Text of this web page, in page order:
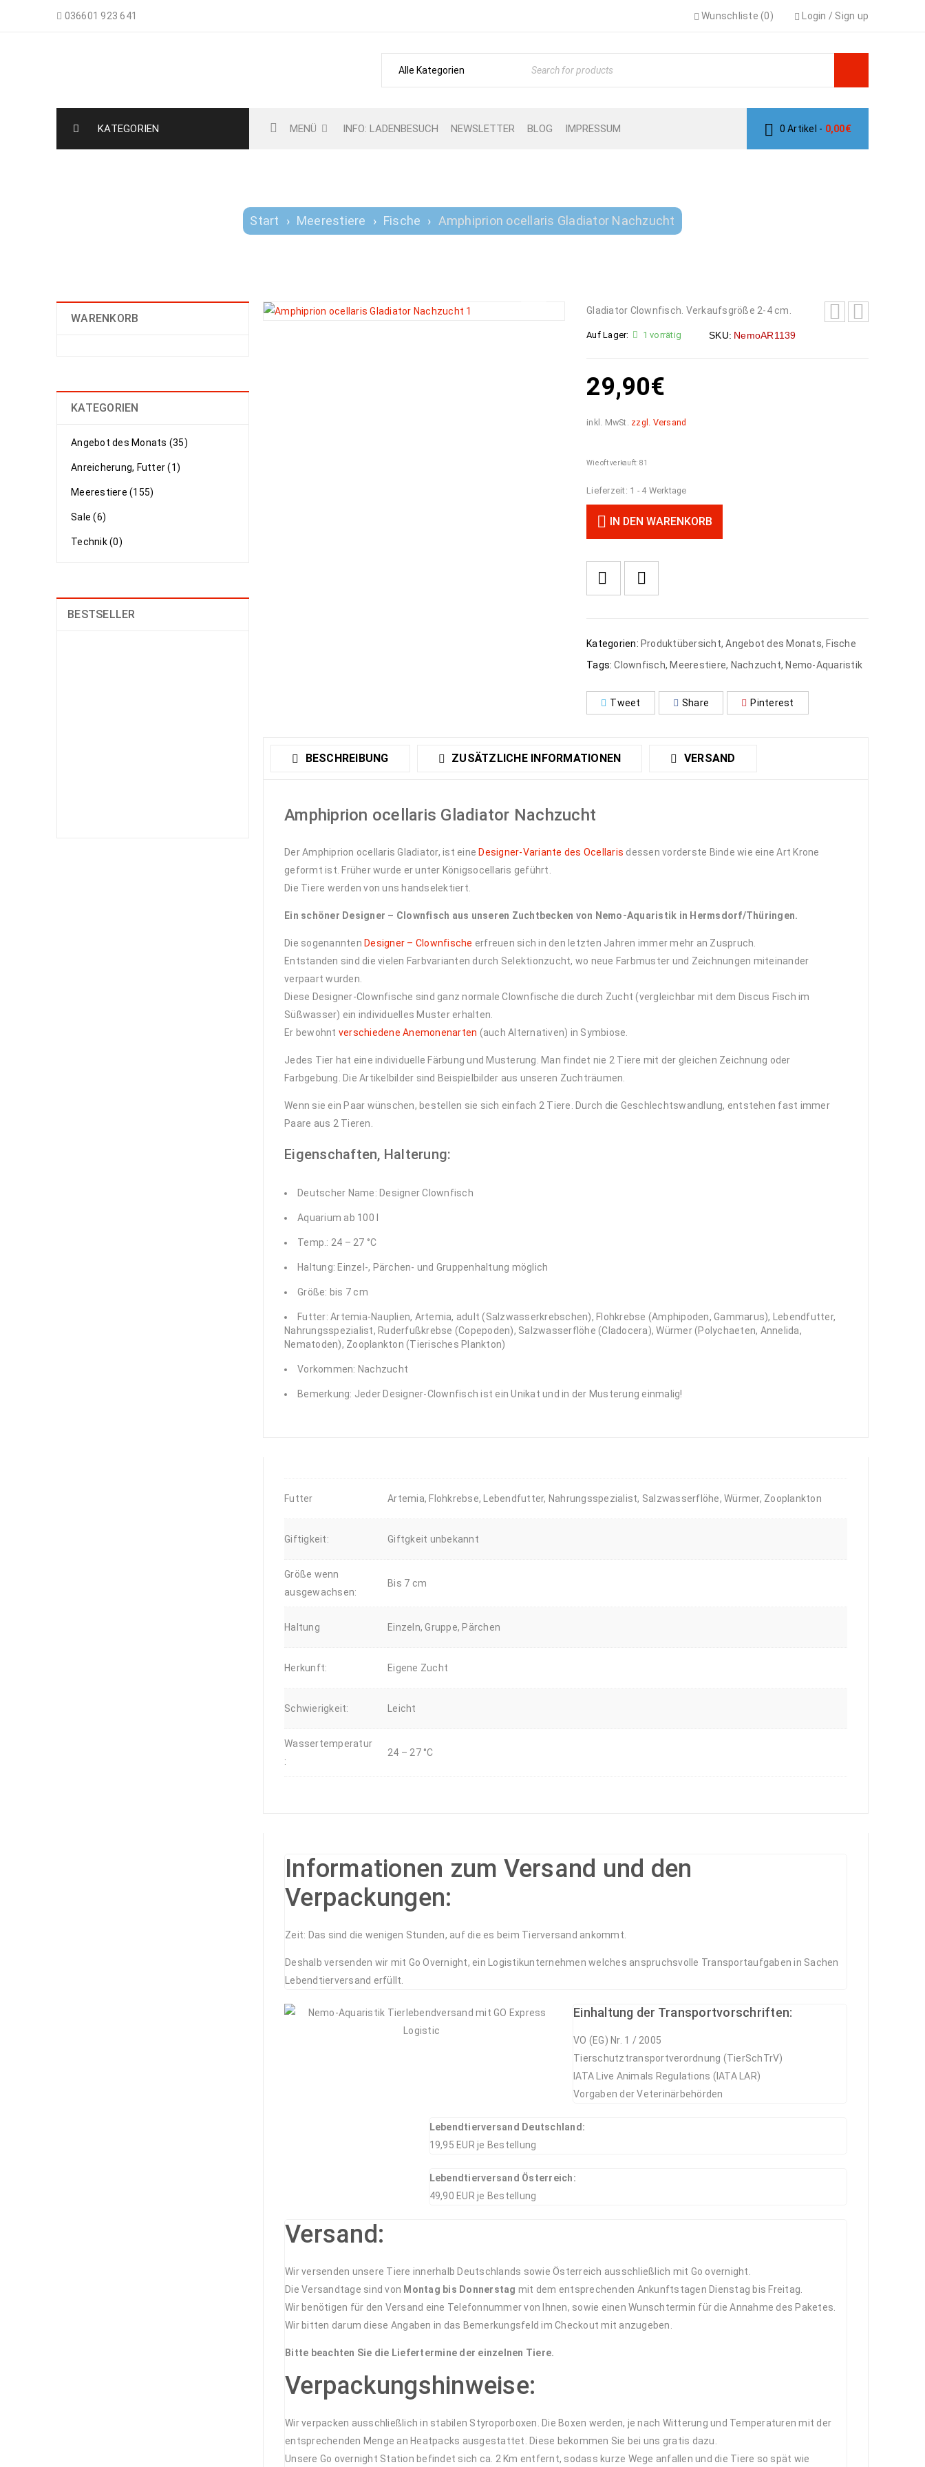
036601 923 641 Login / Sign up
Wunschliste (0)
KATEGORIEN MENÜ INFO: LADENBESUCH NEWSLETTER BLOG IMPRESSUM 0 Artikel - 0,00€
Start › Meerestiere › Fische › Amphiprion ocellaris Gladiator Nachzucht
WARENKORB
KATEGORIEN
Angebot des Monats (35)
Anreicherung, Futter (1)
Meerestiere (155)
Sale (6)
Technik (0)
BESTSELLER
Gladiator Clownfisch. Verkaufsgröße 2-4 cm.
Auf Lager: 1 vorrätig SKU: NemoAR1139
29,90€
inkl. MwSt. zzgl. Versand
Wie oft verkauft: 81
Lieferzeit: 1 - 4 Werktage
IN DEN WARENKORB
Kategorien: Produktübersicht,Angebot des Monats, Fische
Tags: Clownfisch, Meerestiere, Nachzucht, Nemo-Aquaristik
Tweet Share Pinterest
BESCHREIBUNG ZUSÄTZLICHE INFORMATIONEN VERSAND
Amphiprion ocellaris Gladiator Nachzucht
Der Amphiprion ocellaris Gladiator, ist eine Designer-Variante des Ocellaris dessen vorderste Binde wie eine Art Krone
geformt ist. Früher wurde er unter Königsocellaris geführt.
Die Tiere werden von uns handselektiert.
Ein schöner Designer – Clownfisch aus unseren Zuchtbecken von Nemo-Aquaristik in Hermsdorf/Thüringen.
Die sogenannten Designer – Clownfische erfreuen sich in den letzten Jahren immer mehr an Zuspruch.
Entstanden sind die vielen Farbvarianten durch Selektionzucht, wo neue Farbmuster und Zeichnungen miteinander
verpaart wurden.
Diese Designer-Clownfische sind ganz normale Clownfische die durch Zucht (vergleichbar mit dem Discus Fisch im
Süßwasser) ein individuelles Muster erhalten.
Er bewohnt verschiedene Anemonenarten (auch Alternativen) in Symbiose.
Jedes Tier hat eine individuelle Färbung und Musterung. Man findet nie 2 Tiere mit der gleichen Zeichnung oder
Farbgebung. Die Artikelbilder sind Beispielbilder aus unseren Zuchträumen.
Wenn sie ein Paar wünschen, bestellen sie sich einfach 2 Tiere. Durch die Geschlechtswandlung, entstehen fast immer
Paare aus 2 Tieren.
Eigenschaften, Halterung:
Deutscher Name: Designer Clownfisch
Aquarium ab 100 l
Temp.: 24 – 27 °C
Haltung: Einzel-, Pärchen- und Gruppenhaltung möglich
Größe: bis 7 cm
Futter: Artemia-Nauplien, Artemia, adult (Salzwasserkrebschen), Flohkrebse (Amphipoden, Gammarus), Lebendfutter,
Nahrungsspezialist, Ruderfußkrebse (Copepoden), Salzwasserflöhe (Cladocera), Würmer (Polychaeten, Annelida,
Nematoden), Zooplankton (Tierisches Plankton)
Vorkommen: Nachzucht
Bemerkung: Jeder Designer-Clownfisch ist ein Unikat und in der Musterung einmalig!
Futter Artemia, Flohkrebse, Lebendfutter, Nahrungsspezialist, Salzwasserflöhe, Würmer, Zooplankton
Giftigkeit: Giftgkeit unbekannt
Größe wenn
ausgewachsen:
Bis 7 cm
Haltung Einzeln, Gruppe, Pärchen
Herkunft: Eigene Zucht
Schwierigkeit: Leicht
Wassertemperatur
:
24 – 27 °C
Informationen zum Versand und den
Verpackungen:
Zeit: Das sind die wenigen Stunden, auf die es beim Tierversand ankommt.
Deshalb versenden wir mit Go Overnight, ein Logistikunternehmen welches anspruchsvolle Transportaufgaben in Sachen
Lebendtierversand erfüllt.
Einhaltung der Transportvorschriften:
VO (EG) Nr. 1 / 2005
Tierschutztransportverordnung (TierSchTrV)
IATA Live Animals Regulations (IATA LAR)
Vorgaben der Veterinärbehörden
Lebendtierversand Deutschland:
19,95 EUR je Bestellung
Lebendtierversand Österreich:
49,90 EUR je Bestellung
Versand:
Wir versenden unsere Tiere innerhalb Deutschlands sowie Österreich ausschließlich mit Go overnight.
Die Versandtage sind von Montag bis Donnerstag mit dem entsprechenden Ankunftstagen Dienstag bis Freitag.
Wir benötigen für den Versand eine Telefonnummer von Ihnen, sowie einen Wunschtermin für die Annahme des Paketes.
Wir bitten darum diese Angaben in das Bemerkungsfeld im Checkout mit anzugeben.
Bitte beachten Sie die Liefertermine der einzelnen Tiere.
Verpackungshinweise:
Wir verpacken ausschließlich in stabilen Styroporboxen. Die Boxen werden, je nach Witterung und Temperaturen mit der
entsprechenden Menge an Heatpacks ausgestattet. Diese bekommen Sie bei uns gratis dazu.
Unsere Go overnight Station befindet sich ca. 2 Km entfernt, sodass kurze Wege anfallen und die Tiere so spät wie